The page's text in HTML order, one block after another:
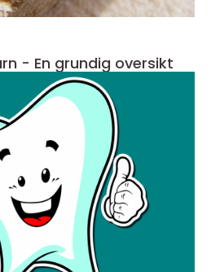
- En grundig oversikt